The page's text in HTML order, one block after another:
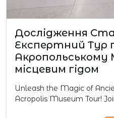
Дослідження
Експертний Тур
Акропольському
місцевим гідом
Unleash the Magic of
Acropolis Museum Tour!